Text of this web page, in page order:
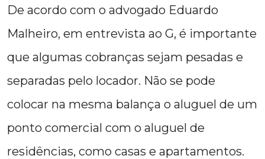
De acordo com o advogado Eduardo
Malheiro, em entrevista ao G, é importante
que algumas cobranças sejam pesadas e
separadas pelo locador. Não se pode
colocar na mesma balança o aluguel de um
ponto comercial com o aluguel de
residências, como casas e apartamentos.